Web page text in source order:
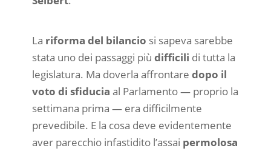
La riforma del bilancio si sapeva sarebbe
stata uno dei passaggi più difficili di tutta la
legislatura. Ma doverla affrontare dopo il
voto di sfiducia al Parlamento — proprio la
settimana prima — era difficilmente
prevedibile. E la cosa deve evidentemente
aver parecchio infastidito l’assai permolosa